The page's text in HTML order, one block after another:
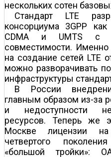
нескольких сотен
Стандарт LTE
консорциума 3GPP
CDMA и UMTS с
совместимости. Именно
на создание сетей LTE
можно разворачивать
инфраструктуры
В России
главным образом из-за
и недоступности
ресурсов. Теперь же
Москве лицензии на
четвертого
«большой тройки»: